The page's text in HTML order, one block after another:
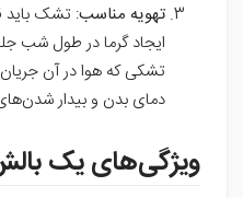
تهویه مناسب: تشک باید
ایجاد گرما در طول شب
تشکی که هوا در آن جریان
دمای بدن و بیدار
ویژگی‌های یک